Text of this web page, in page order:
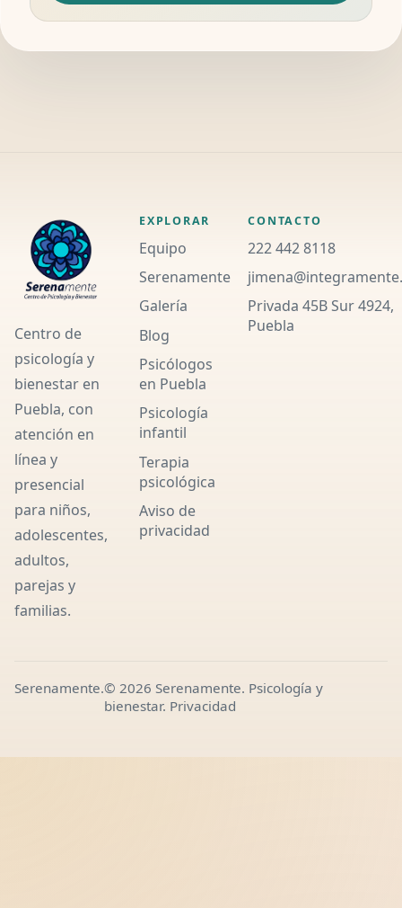
Centro de
psicología y
bienestar en
Puebla, con
atención en
línea y
presencial
para niños,
adolescentes,
adultos,
parejas y
familias.
EXPLORAR
Equipo
Serenamente
Galería
Blog
Psicólogos
en Puebla
Psicología
infantil
Terapia
psicológica
Aviso de
privacidad
CONTACTO
222 442 8118
Privada 45B Sur 4924,
Puebla
Serenamente.© 2026 Serenamente. Psicología y
bienestar. Privacidad